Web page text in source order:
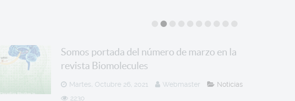
Somos portada del número de marzo en la
revista Biomolecules
Martes, Octubre 26, 2021 Webmaster
Noticias
2230